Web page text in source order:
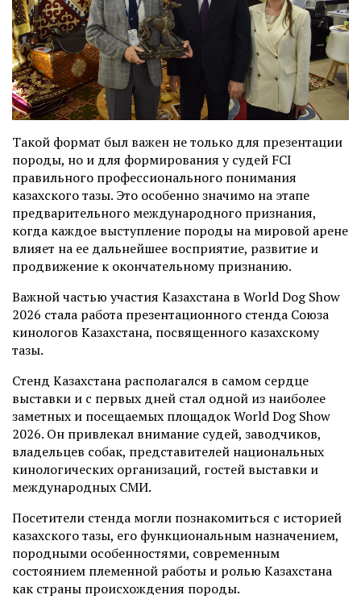
Такой формат был важен не только для презентации
породы, но и для формирования у судей FCI
правильного профессионального понимания
казахского тазы. Это особенно значимо на этапе
предварительного международного признания,
когда каждое выступление породы на мировой арене
влияет на ее дальнейшее восприятие, развитие и
продвижение к окончательному признанию.
Важной частью участия Казахстана в World Dog Show
2026 стала работа презентационного стенда Союза
кинологов Казахстана, посвященного казахскому
тазы.
Стенд Казахстана располагался в самом сердце
выставки и с первых дней стал одной из наиболее
заметных и посещаемых площадок World Dog Show
2026. Он привлекал внимание судей, заводчиков,
владельцев собак, представителей национальных
кинологических организаций, гостей выставки и
международных СМИ.
Посетители стенда могли познакомиться с историей
казахского тазы, его функциональным назначением,
породными особенностями, современным
состоянием племенной работы и ролью Казахстана
как страны происхождения породы.